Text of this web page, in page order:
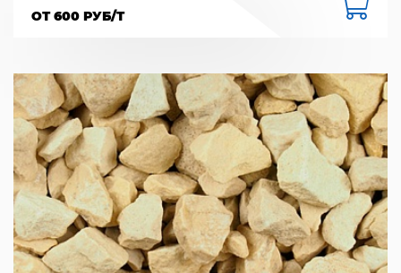
ОТ 600 РУБ/Т